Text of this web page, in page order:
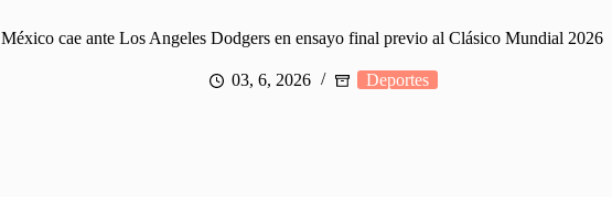
México cae ante Los Angeles Dodgers en ensayo final previo al Clásico Mundial 2026
03, 6, 2026 Deportes